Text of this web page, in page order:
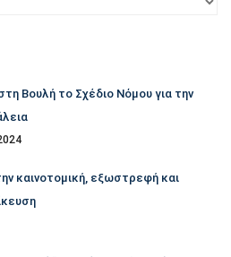
Βουλή το Σχέδιο Νόμου για την
καινοτομική, εξωστρεφή και